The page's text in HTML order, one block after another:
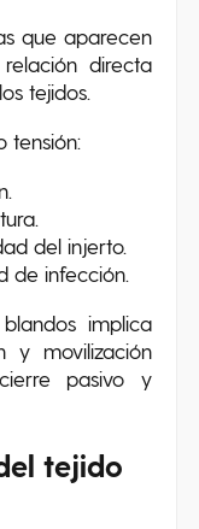
que aparecen
directa
tejidos.
tensión:
del injerto.
de infección.
implica
y movilización
pasivo y
tejido